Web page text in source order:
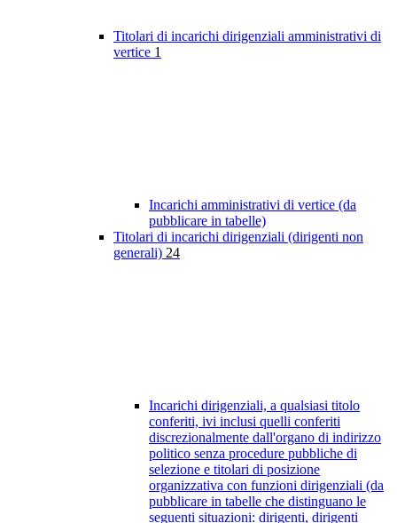
Titolari di incarichi dirigenziali amministrativi di
vertice 1
Incarichi amministrativi di vertice (da
pubblicare in tabelle)
Titolari di incarichi dirigenziali (dirigenti non
generali) 24
Incarichi dirigenziali, a qualsiasi titolo
conferiti, ivi inclusi quelli conferiti
discrezionalmente dall'organo di indirizzo
politico senza procedure pubbliche di
selezione e titolari di posizione
organizzativa con funzioni dirigenziali (da
pubblicare in tabelle che distinguano le
seguenti situazioni: dirigenti, dirigenti